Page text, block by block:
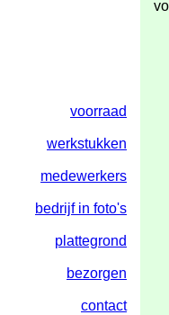
voorraad
werkstukken
medewerkers
bedrijf in foto's
plattegrond
bezorgen
contact